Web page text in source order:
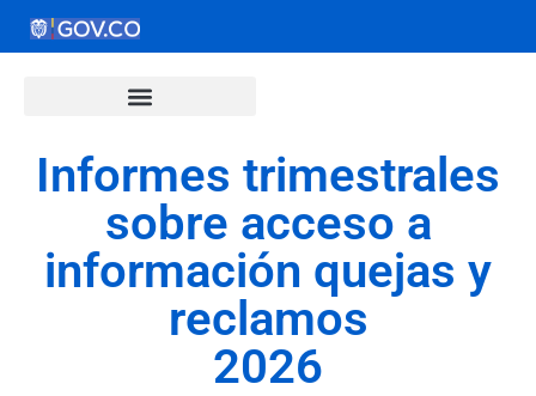
Informes trimestrales
sobre acceso a
información quejas y
reclamos
2026